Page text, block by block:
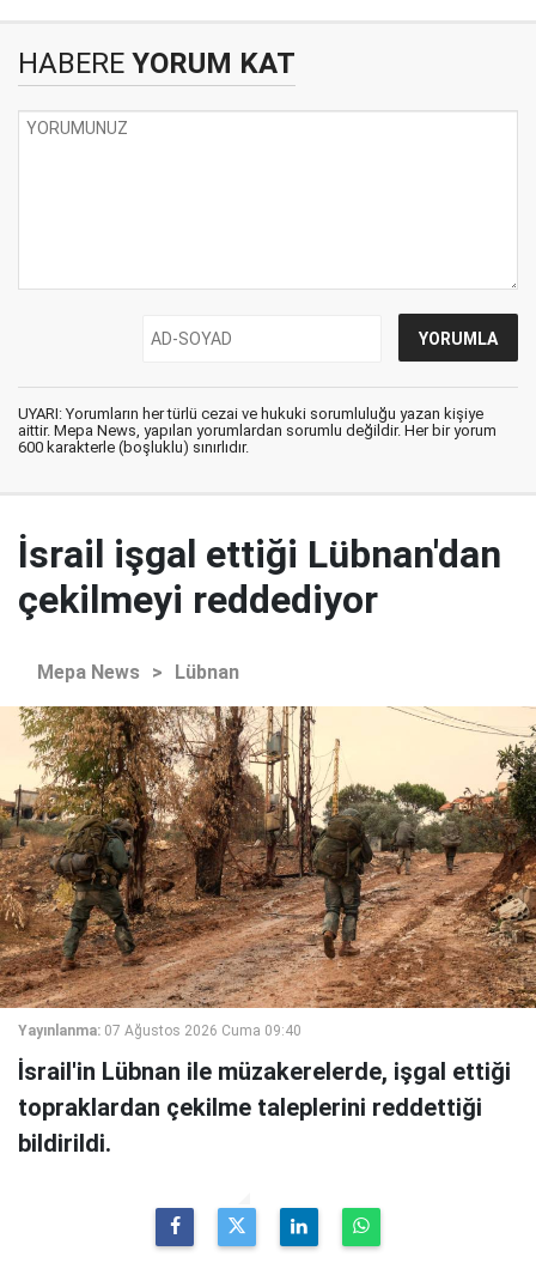
HABERE YORUM KAT
UYARI: Yorumların her türlü cezai ve hukuki sorumluluğu yazan kişiye
aittir. Mepa News, yapılan yorumlardan sorumlu değildir. Her bir yorum
600 karakterle (boşluklu) sınırlıdır.
İsrail işgal ettiği Lübnan'dan
çekilmeyi reddediyor
Mepa News > Lübnan
Yayınlanma: 07 Ağustos 2026 Cuma 09:40
İsrail'in Lübnan ile müzakerelerde, işgal ettiği
topraklardan çekilme taleplerini reddettiği
bildirildi.